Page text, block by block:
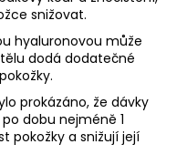
snižovat.
hyaluronovou může
dodá dodatečné
prokázáno, že dávky
dobu nejméně 1
pokožky a snižují její